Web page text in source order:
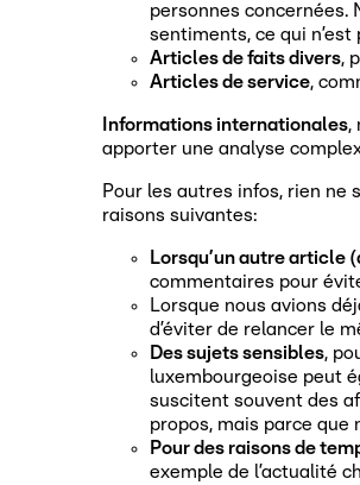
personnes concernées.
sentiments, ce qui n’est
Articles de faits divers,
Articles de service,
Informations internationales,
apporter une analyse
Pour les autres infos, rien ne
raisons suivantes:
Lorsqu’un autre article
commentaires pour
Lorsque nous avions
d’éviter de relancer le
Des sujets sensibles,
luxembourgeoise peut
suscitent souvent des
propos, mais parce que
Pour des raisons de
exemple de l’actualité